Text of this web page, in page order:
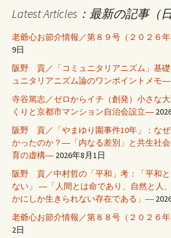
Latest Articles：最新の記事（
老爺心お節介情報／第８９号（２０２６年
9日
阪野 貢／「コミュニタリアニズム」基
ュニタリアニズム論のワンポイントメモ―
寺谷篤志／ゼロからイチ（創発）小さな
くりと京都市マンション自治会設立―
阪野 貢／「やまゆり園事件10年」：な
かったのか？―「内なる差別」と共生社
育の虚構― 2026年8月1日
阪野 貢／中村哲の「平和」考：「平和
ない」 ―「人間とは命であり、自然と人
かにしか生きられない存在である」―
老爺心お節介情報／第８８号（２０２６年
2日